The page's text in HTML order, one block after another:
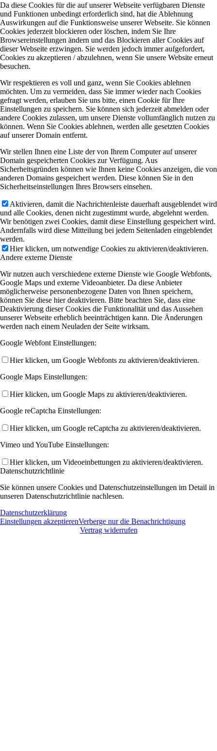
Da diese Cookies für die auf unserer Webseite verfügbaren Dienste
und Funktionen unbedingt erforderlich sind, hat die Ablehnung
Auswirkungen auf die Funktionsweise unserer Webseite. Sie können
Cookies jederzeit blockieren oder löschen, indem Sie Ihre
Browsereinstellungen ändern und das Blockieren aller Cookies auf
dieser Webseite erzwingen. Sie werden jedoch immer aufgefordert,
Cookies zu akzeptieren / abzulehnen, wenn Sie unsere Website erneut
besuchen.
Wir respektieren es voll und ganz, wenn Sie Cookies ablehnen
möchten. Um zu vermeiden, dass Sie immer wieder nach Cookies
gefragt werden, erlauben Sie uns bitte, einen Cookie für Ihre
Einstellungen zu speichern. Sie können sich jederzeit abmelden oder
andere Cookies zulassen, um unsere Dienste vollumfänglich nutzen zu
können. Wenn Sie Cookies ablehnen, werden alle gesetzten Cookies
auf unserer Domain entfernt.
Wir stellen Ihnen eine Liste der von Ihrem Computer auf unserer
Domain gespeicherten Cookies zur Verfügung. Aus
Sicherheitsgründen können wie Ihnen keine Cookies anzeigen, die von
anderen Domains gespeichert werden. Diese können Sie in den
Sicherheitseinstellungen Ihres Browsers einsehen.
Aktivieren, damit die Nachrichtenleiste dauerhaft ausgeblendet wird
und alle Cookies, denen nicht zugestimmt wurde, abgelehnt werden.
Wir benötigen zwei Cookies, damit diese Einstellung gespeichert wird.
Andernfalls wird diese Mitteilung bei jedem Seitenladen eingeblendet
werden.
Hier klicken, um notwendige Cookies zu aktivieren/deaktivieren.
Andere externe Dienste
Wir nutzen auch verschiedene externe Dienste wie Google Webfonts,
Google Maps und externe Videoanbieter. Da diese Anbieter
möglicherweise personenbezogene Daten von Ihnen speichern,
können Sie diese hier deaktivieren. Bitte beachten Sie, dass eine
Deaktivierung dieser Cookies die Funktionalität und das Aussehen
unserer Webseite erheblich beeinträchtigen kann. Die Änderungen
werden nach einem Neuladen der Seite wirksam.
Google Webfont Einstellungen:
Hier klicken, um Google Webfonts zu aktivieren/deaktivieren.
Google Maps Einstellungen:
Hier klicken, um Google Maps zu aktivieren/deaktivieren.
Google reCaptcha Einstellungen:
Hier klicken, um Google reCaptcha zu aktivieren/deaktivieren.
Vimeo und YouTube Einstellungen:
Hier klicken, um Videoeinbettungen zu aktivieren/deaktivieren.
Datenschutzrichtlinie
Sie können unsere Cookies und Datenschutzeinstellungen im Detail in
unseren Datenschutzrichtlinie nachlesen.
Datenschutzerklärung
Einstellungen akzeptierenVerberge nur die Benachrichtigung
Vertrag widerrufen